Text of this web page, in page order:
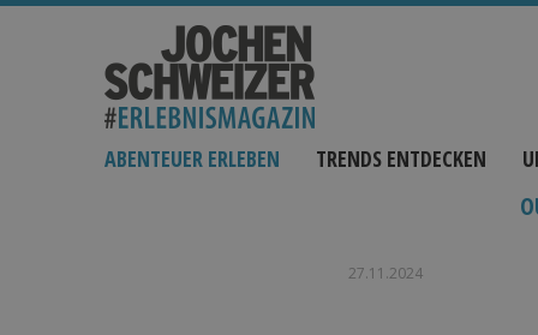
ABENTEUER ERLEBEN TRENDS ENTDECKEN
27.11.2024